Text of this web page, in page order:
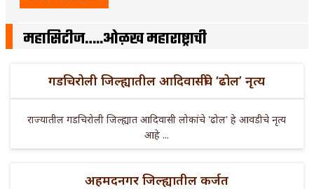
महासिटीज…..ओळख महाराष्ट्राची
गडचिरोली जिल्ह्यातील आदिवासींचे ‘ढोल’ नृत्य
राज्यातील गडचिरोली जिल्ह्यात आदिवासी लोकांचे 'ढोल' हे आवडीचे नृत्य
आहे ...
अहमदनगर जिल्ह्यातील कर्जत